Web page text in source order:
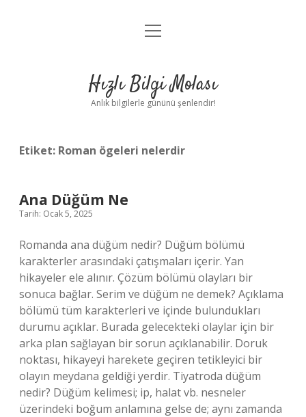
Anasayfa
Yasal Uyarı
menüyü
Hızlı Bilgi Molası
Anlık bilgilerle gününü şenlendir!
Etiket: Roman ögeleri nelerdir
Ana Düğüm Ne
Tarih: Ocak 5, 2025
Romanda ana düğüm nedir? Düğüm bölümü
karakterler arasındaki çatışmaları içerir. Yan
hikayeler ele alınır. Çözüm bölümü olayları bir
sonuca bağlar. Serim ve düğüm ne demek? Açıklama
bölümü tüm karakterleri ve içinde bulundukları
durumu açıklar. Burada gelecekteki olaylar için bir
arka plan sağlayan bir sorun açıklanabilir. Doruk
noktası, hikayeyi harekete geçiren tetikleyici bir
olayın meydana geldiği yerdir. Tiyatroda düğüm
nedir? Düğüm kelimesi; ip, halat vb. nesneler
üzerindeki boğum anlamına gelse de; aynı zamanda